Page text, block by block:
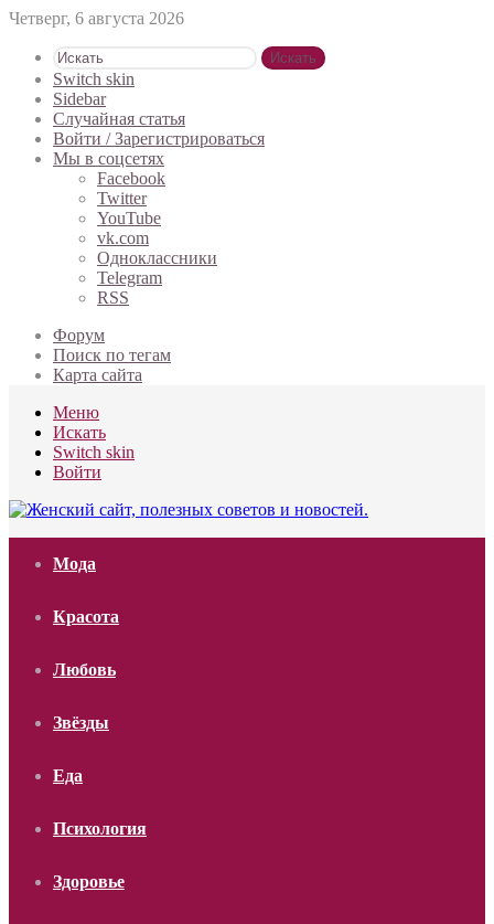
Четверг, 6 августа 2026
Искать
Switch skin
Sidebar
Случайная статья
Войти / Зарегистрироваться
Мы в соцсетях
Facebook
Twitter
YouTube
vk.com
Одноклассники
Telegram
RSS
Форум
Поиск по тегам
Карта сайта
Меню
Искать
Switch skin
Войти
Мода
Красота
Любовь
Звёзды
Еда
Психология
Здоровье